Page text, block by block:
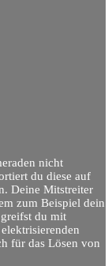
nicht
du diese auf
Deine Mitstreiter
zum Beispiel dein
du mit
für das Lösen von